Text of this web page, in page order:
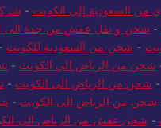
من السعودية إلى الكويت -
- شحن و نقل عفش من جدة الى
- شحن من السعودية للكويت -
شحن من الرياض الي الكويت -
- شحن من الرياض الى الكويت -
شحن من الرياض الى الكويت -
- شحن عفش من الرياض الي